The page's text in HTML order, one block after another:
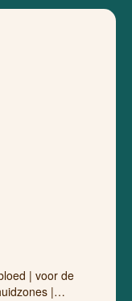
| voor de
|…